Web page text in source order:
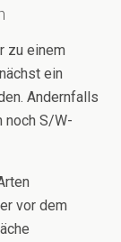
zu einem
ein
Andernfalls
noch S/W-
vor dem